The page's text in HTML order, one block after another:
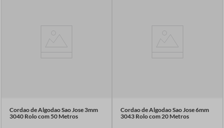
Cordao de Algodao Sao Jose 3mm
3040 Rolo com 50 Metros
Cordao de Algodao Sao Jose 6mm
3043 Rolo com 20 Metros